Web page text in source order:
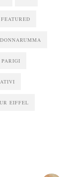
FEATURED
PARIGI
EIFFEL